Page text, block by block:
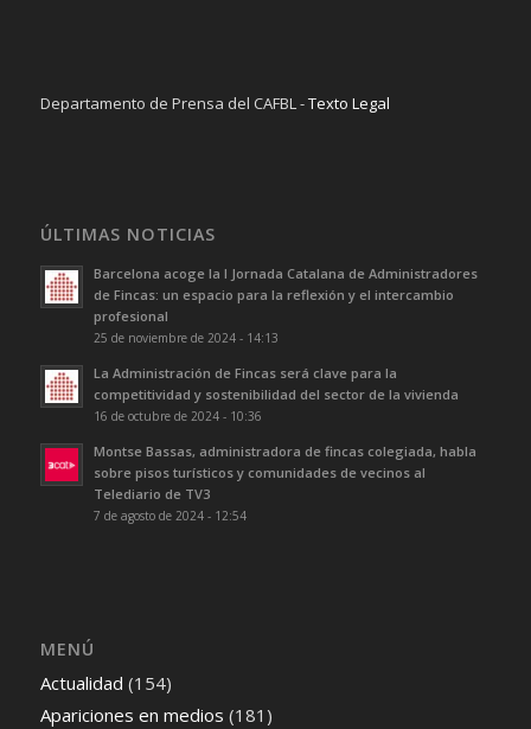
Departamento de Prensa del CAFBL -Texto Legal
ÚLTIMAS NOTICIAS
Barcelona acoge la I Jornada Catalana de Administradores
de Fincas: un espacio para la reflexión y el intercambio
profesional
25 de noviembre de 2024 - 14:13
La Administración de Fincas será clave para la
competitividad y sostenibilidad del sector de la vivienda
16 de octubre de 2024 - 10:36
Montse Bassas, administradora de fincas colegiada, habla
sobre pisos turísticos y comunidades de vecinos al
Telediario de TV3
7 de agosto de 2024 - 12:54
MENÚ
Actualidad (154)
Apariciones en medios (181)